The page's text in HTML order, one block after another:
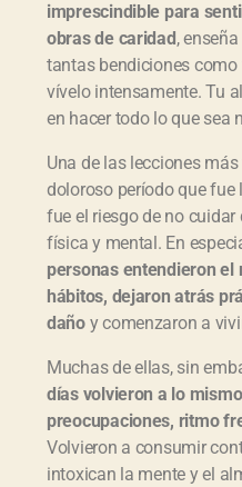
imprescindible para
obras de caridad ,
tantas bendiciones
vívelo intensamente. Tu
en hacer todo lo que sea
Una de las lecciones
doloroso período que fue
fue el riesgo de no cuidar
física y mental. En
personas entendieron el
hábitos, dejaron atrás
dañoy comenzaron a
Muchas de ellas, sin
días volvieron a lo
preocupaciones, ritmo
Volvieron a consumir
intoxican la mente y el